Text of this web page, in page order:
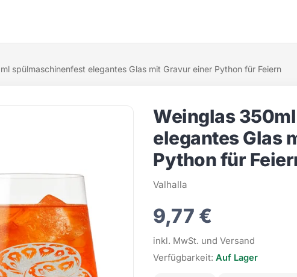
spülmaschinenfest elegantes Glas mit Gravur einer Python für Feiern
Weinglas
elegantes Glas
Python für
Valhalla
9,77 €
inkl. MwSt. und Versand
Verfügbarkeit: Auf Lager